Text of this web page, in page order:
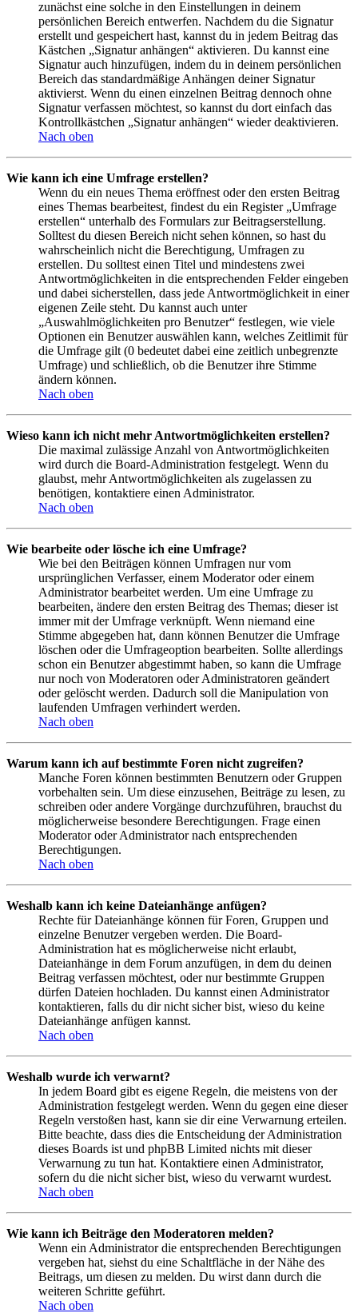
zunächst eine solche in den Einstellungen in deinem
persönlichen Bereich entwerfen. Nachdem du die Signatur
erstellt und gespeichert hast, kannst du in jedem Beitrag das
Kästchen „Signatur anhängen“ aktivieren. Du kannst eine
Signatur auch hinzufügen, indem du in deinem persönlichen
Bereich das standardmäßige Anhängen deiner Signatur
aktivierst. Wenn du einen einzelnen Beitrag dennoch ohne
Signatur verfassen möchtest, so kannst du dort einfach das
Kontrollkästchen „Signatur anhängen“ wieder deaktivieren.
Nach oben
Wie kann ich eine Umfrage erstellen?
Wenn du ein neues Thema eröffnest oder den ersten Beitrag
eines Themas bearbeitest, findest du ein Register „Umfrage
erstellen“ unterhalb des Formulars zur Beitragserstellung.
Solltest du diesen Bereich nicht sehen können, so hast du
wahrscheinlich nicht die Berechtigung, Umfragen zu
erstellen. Du solltest einen Titel und mindestens zwei
Antwortmöglichkeiten in die entsprechenden Felder eingeben
und dabei sicherstellen, dass jede Antwortmöglichkeit in einer
eigenen Zeile steht. Du kannst auch unter
„Auswahlmöglichkeiten pro Benutzer“ festlegen, wie viele
Optionen ein Benutzer auswählen kann, welches Zeitlimit für
die Umfrage gilt (0 bedeutet dabei eine zeitlich unbegrenzte
Umfrage) und schließlich, ob die Benutzer ihre Stimme
ändern können.
Nach oben
Wieso kann ich nicht mehr Antwortmöglichkeiten erstellen?
Die maximal zulässige Anzahl von Antwortmöglichkeiten
wird durch die Board-Administration festgelegt. Wenn du
glaubst, mehr Antwortmöglichkeiten als zugelassen zu
benötigen, kontaktiere einen Administrator.
Nach oben
Wie bearbeite oder lösche ich eine Umfrage?
Wie bei den Beiträgen können Umfragen nur vom
ursprünglichen Verfasser, einem Moderator oder einem
Administrator bearbeitet werden. Um eine Umfrage zu
bearbeiten, ändere den ersten Beitrag des Themas; dieser ist
immer mit der Umfrage verknüpft. Wenn niemand eine
Stimme abgegeben hat, dann können Benutzer die Umfrage
löschen oder die Umfrageoption bearbeiten. Sollte allerdings
schon ein Benutzer abgestimmt haben, so kann die Umfrage
nur noch von Moderatoren oder Administratoren geändert
oder gelöscht werden. Dadurch soll die Manipulation von
laufenden Umfragen verhindert werden.
Nach oben
Warum kann ich auf bestimmte Foren nicht zugreifen?
Manche Foren können bestimmten Benutzern oder Gruppen
vorbehalten sein. Um diese einzusehen, Beiträge zu lesen, zu
schreiben oder andere Vorgänge durchzuführen, brauchst du
möglicherweise besondere Berechtigungen. Frage einen
Moderator oder Administrator nach entsprechenden
Berechtigungen.
Nach oben
Weshalb kann ich keine Dateianhänge anfügen?
Rechte für Dateianhänge können für Foren, Gruppen und
einzelne Benutzer vergeben werden. Die Board-
Administration hat es möglicherweise nicht erlaubt,
Dateianhänge in dem Forum anzufügen, in dem du deinen
Beitrag verfassen möchtest, oder nur bestimmte Gruppen
dürfen Dateien hochladen. Du kannst einen Administrator
kontaktieren, falls du dir nicht sicher bist, wieso du keine
Dateianhänge anfügen kannst.
Nach oben
Weshalb wurde ich verwarnt?
In jedem Board gibt es eigene Regeln, die meistens von der
Administration festgelegt werden. Wenn du gegen eine dieser
Regeln verstoßen hast, kann sie dir eine Verwarnung erteilen.
Bitte beachte, dass dies die Entscheidung der Administration
dieses Boards ist und phpBB Limited nichts mit dieser
Verwarnung zu tun hat. Kontaktiere einen Administrator,
sofern du die nicht sicher bist, wieso du verwarnt wurdest.
Nach oben
Wie kann ich Beiträge den Moderatoren melden?
Wenn ein Administrator die entsprechenden Berechtigungen
vergeben hat, siehst du eine Schaltfläche in der Nähe des
Beitrags, um diesen zu melden. Du wirst dann durch die
weiteren Schritte geführt.
Nach oben